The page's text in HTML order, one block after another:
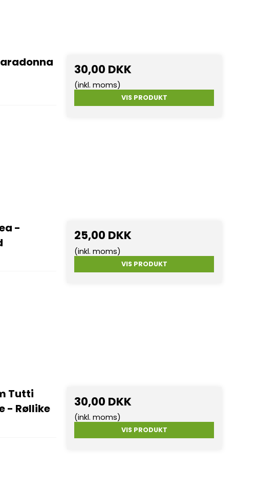
30,00 DKK
(inkl. moms)
VIS PRODUKT
-
25,00 DKK
(inkl. moms)
VIS PRODUKT
Tutti
- Røllike
30,00 DKK
(inkl. moms)
VIS PRODUKT